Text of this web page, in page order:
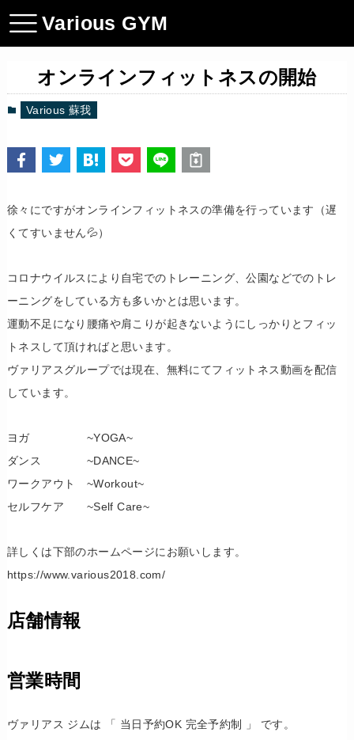
Various GYM
オンラインフィットネスの開始
Various 蘇我
徐々にですがオンラインフィットネスの準備を行っています（遅
くてすいません💦）
コロナウイルスにより自宅でのトレーニング、公園などでのトレ
ーニングをしている方も多いかとは思います。
運動不足になり腰痛や肩こりが起きないようにしっかりとフィッ
トネスして頂ければと思います。
ヴァリアスグループでは現在、無料にてフィットネス動画を配信
しています。
ヨガ ~YOGA~
ダンス ~DANCE~
ワークアウト ~Workout~
セルフケア ~Self Care~
詳しくは下部のホームページにお願いします。
https://www.various2018.com/
店舗情報
営業時間
ヴァリアス ジムは 「 当日予約OK 完全予約制 」 です。